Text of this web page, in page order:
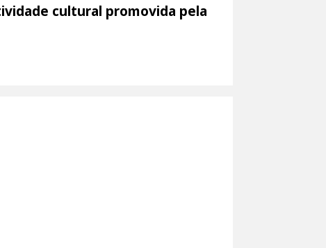
cultural promovida pela